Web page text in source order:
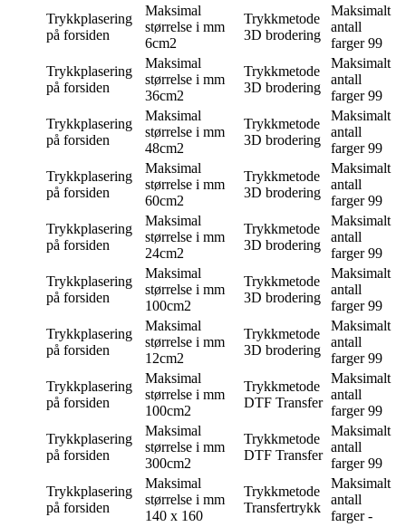
Trykkplasering
på forsiden
Maksimal
størrelse i mm
6cm2
Trykkmetode
3D brodering
Maksimalt
antall
farger 99
Trykkplasering
på forsiden
Maksimal
størrelse i mm
36cm2
Trykkmetode
3D brodering
Maksimalt
antall
farger 99
Trykkplasering
på forsiden
Maksimal
størrelse i mm
48cm2
Trykkmetode
3D brodering
Maksimalt
antall
farger 99
Trykkplasering
på forsiden
Maksimal
størrelse i mm
60cm2
Trykkmetode
3D brodering
Maksimalt
antall
farger 99
Trykkplasering
på forsiden
Maksimal
størrelse i mm
24cm2
Trykkmetode
3D brodering
Maksimalt
antall
farger 99
Trykkplasering
på forsiden
Maksimal
størrelse i mm
100cm2
Trykkmetode
3D brodering
Maksimalt
antall
farger 99
Trykkplasering
på forsiden
Maksimal
størrelse i mm
12cm2
Trykkmetode
3D brodering
Maksimalt
antall
farger 99
Trykkplasering
på forsiden
Maksimal
størrelse i mm
100cm2
Trykkmetode
DTF Transfer
Maksimalt
antall
farger 99
Trykkplasering
på forsiden
Maksimal
størrelse i mm
300cm2
Trykkmetode
DTF Transfer
Maksimalt
antall
farger 99
Trykkplasering
på forsiden
Maksimal
størrelse i mm
140 x 160
Trykkmetode
Transfertrykk
Maksimalt
antall
farger -